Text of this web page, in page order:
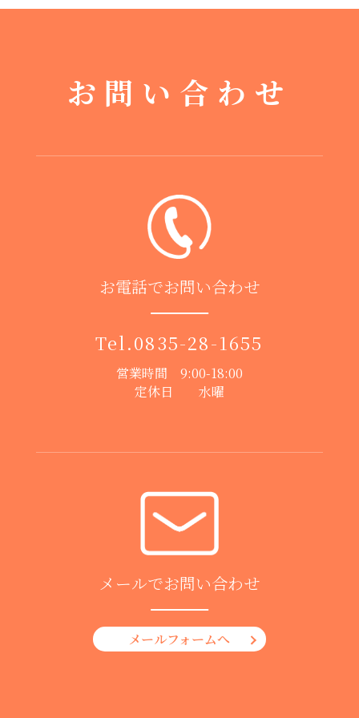
お問い合わせ
お電話でお問い合わせ
Tel.0835-28-1655
営業時間 9:00-18:00
定休日 水曜
メールでお問い合わせ
メールフォームへ